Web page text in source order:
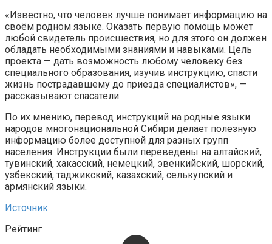
«Известно, что человек лучше понимает информацию на
своём родном языке. Оказать первую помощь может
любой свидетель происшествия, но для этого он должен
обладать необходимыми знаниями и навыками. Цель
проекта — дать возможность любому человеку без
специального образования, изучив инструкцию, спасти
жизнь пострадавшему до приезда специалистов», —
рассказывают спасатели.
По их мнению, перевод инструкций на родные языки
народов многонациональной Сибири делает полезную
информацию более доступной для разных групп
населения. Инструкции были переведены на алтайский,
тувинский, хакасский, немецкий, эвенкийский, шорский,
узбекский, таджикский, казахский, селькупский и
армянский языки.
Источник
Рейтинг